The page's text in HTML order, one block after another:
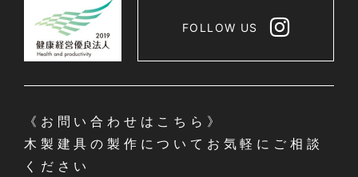
FOLLOW US
《お問い合わせはこちら》
木製建具の製作についてお気軽にご相談
ください